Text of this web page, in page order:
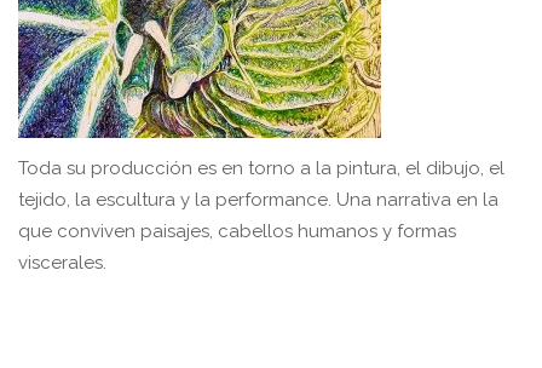
Toda su producción es en torno a la pintura, el dibujo, el
tejido, la escultura y la performance. Una narrativa en la
que conviven paisajes, cabellos humanos y formas
viscerales.